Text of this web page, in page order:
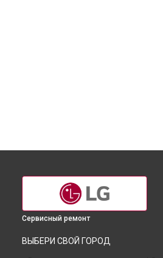
Сервисный ремонт
ВЫБЕРИ СВОЙ ГОРОД